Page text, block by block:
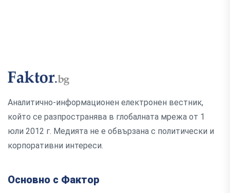
Аналитично-информационен електронен вестник,
който се разпространява в глобалната мрежа от 1
юли 2012 г. Медията не е обвързана с политически и
корпоративни интереси.
Основно с Фактор